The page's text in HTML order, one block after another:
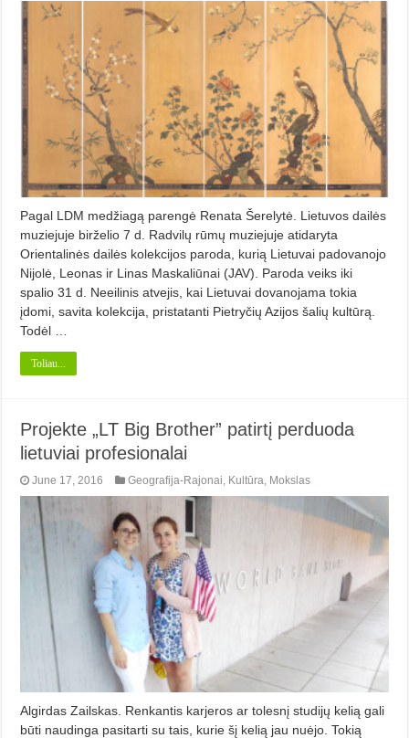
Pagal LDM medžiagą parengė Renata Šerelytė. Lietuvos dailės
muziejuje birželio 7 d. Radvilų rūmų muziejuje atidaryta
Orientalinės dailės kolekcijos paroda, kurią Lietuvai padovanojo
Nijolė, Leonas ir Linas Maskaliūnai (JAV). Paroda veiks iki
spalio 31 d. Neeilinis atvejis, kai Lietuvai dovanojama tokia
įdomi, savita kolekcija, pristatanti Pietryčių Azijos šalių kultūrą.
Todėl …
Toliau...
Projekte „LT Big Brother” patirtį perduoda
lietuviai profesionalai
June 17, 2016 Geografija-Rajonai, Kultūra, Mokslas
Algirdas Zailskas. Renkantis karjeros ar tolesnį studijų kelią gali
būti naudinga pasitarti su tais, kurie šį kelią jau nuėjo. Tokią